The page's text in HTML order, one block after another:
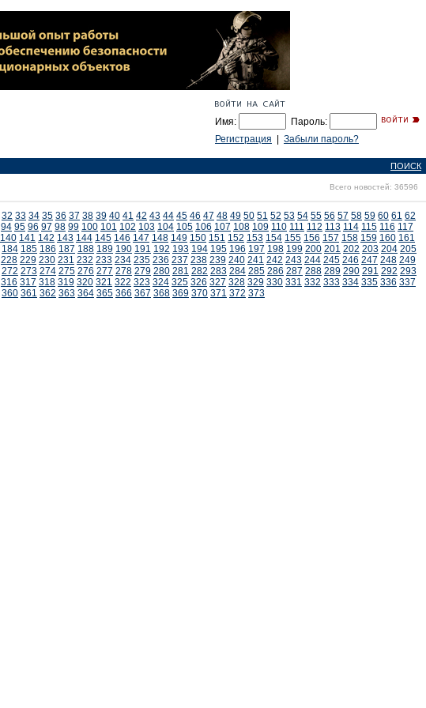
Имя:
Пароль:
Регистрация
Забыли пароль?
ПОИСК
Всего новостей: 36596
32 33 34 35 36 37 38 39 40 41 42 43 44 45 46 47 48 49 50 51 52 53 54 55 56 57 58 59 60 61 62
94 95 96 97 98 99 100 101 102 103 104 105 106 107 108 109 110 111 112 113 114 115 116 117
140 141 142 143 144 145 146 147 148 149 150 151 152 153 154 155 156 157 158 159 160 161
184 185 186 187 188 189 190 191 192 193 194 195 196 197 198 199 200 201 202 203 204 205
228 229 230 231 232 233 234 235 236 237 238 239 240 241 242 243 244 245 246 247 248 249
272 273 274 275 276 277 278 279 280 281 282 283 284 285 286 287 288 289 290 291 292 293
316 317 318 319 320 321 322 323 324 325 326 327 328 329 330 331 332 333 334 335 336 337
360 361 362 363 364 365 366 367 368 369 370 371 372 373